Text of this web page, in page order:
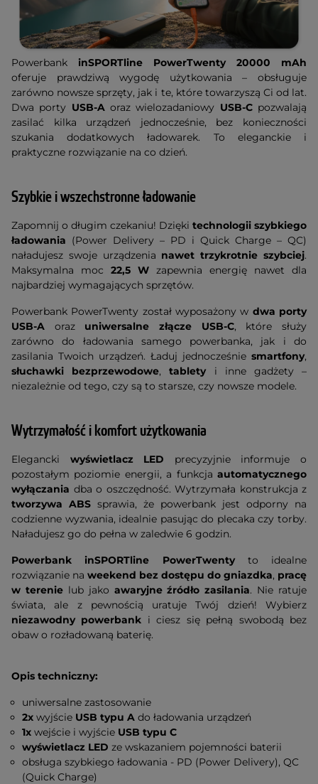
Powerbank inSPORTline PowerTwenty 20000 mAh
oferuje prawdziwą wygodę użytkowania – obsługuje
zarówno nowsze sprzęty, jak i te, które towarzyszą Ci od lat.
Dwa porty USB-Aoraz wielozadaniowy USB-Cpozwalają
zasilać kilka urządzeń jednocześnie, bez konieczności
szukania dodatkowych ładowarek. To eleganckie i
praktyczne rozwiązanie na co dzień.
Szybkie i wszechstronne ładowanie
Zapomnij o długim czekaniu! Dzięki technologii szybkiego
ładowania (Power Delivery – PD i Quick Charge – QC)
naładujesz swoje urządzenia nawet trzykrotnie szybciej.
Maksymalna moc 22,5 W zapewnia energię nawet dla
najbardziej wymagających sprzętów.
Powerbank PowerTwenty został wyposażony w dwa porty
USB-A oraz uniwersalne złącze USB-C, które służy
zarówno do ładowania samego powerbanka, jak i do
zasilania Twoich urządzeń. Ładuj jednocześnie smartfony,
słuchawki bezprzewodowe,tabletyi inne gadżety –
niezależnie od tego, czy są to starsze, czy nowsze modele.
Wytrzymałość i komfort użytkowania
Elegancki wyświetlacz LED precyzyjnie informuje o
pozostałym poziomie energii, a funkcja automatycznego
wyłączania dba o oszczędność. Wytrzymała konstrukcja z
tworzywa ABS sprawia, że powerbank jest odporny na
codzienne wyzwania, idealnie pasując do plecaka czy torby.
Naładujesz go do pełna w zaledwie 6 godzin.
Powerbank inSPORTline PowerTwentyto idealne
rozwiązanie na weekend bez dostępu do gniazdka, pracę
w terenielub jako awaryjne źródło zasilania. Nie ratuje
świata, ale z pewnością uratuje Twój dzień! Wybierz
niezawodny powerbank i ciesz się pełną swobodą bez
obaw o rozładowaną baterię.
Opis techniczny:
uniwersalne zastosowanie
2x wyjście USB typu A do ładowania urządzeń
1x wejście i wyjście USB typu C
wyświetlacz LEDze wskazaniem pojemności baterii
obsługa szybkiego ładowania - PD (Power Delivery), QC
(Quick Charge)